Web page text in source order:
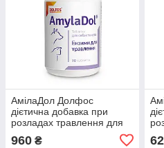
АмілаДол Долфос
дієтична добавка при
розладах травлення для
960 ₴